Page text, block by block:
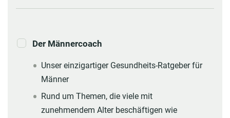
Der Männercoach
Unser einzigartiger Gesundheits-Ratgeber für
Männer
Rund um Themen, die viele mit
zunehmendem Alter beschäftigen wie